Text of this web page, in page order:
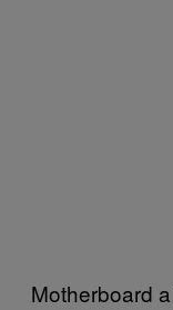
Motherboard